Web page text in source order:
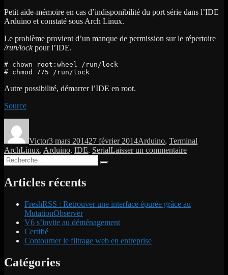
Petit aide-mémoire en cas d’indisponibilité du port série dans l’IDE
Arduino et constaté sous Arch Linux.
Le problème provient d’un manque de permission sur le répertoire
/run/lockpour l’IDE.
# chown root:wheel /run/lock
# chmod 775 /run/lock
Autre possibilité, démarrer l’IDE en root.
Source
Victor3 mars 201427 février 2014Arduino, Terminal
ArchLinux, Arduino, IDE, SerialLaisser un commentairesur
indisponible
Recherche
pour :
Articles récents
FreshRSS : Retrouver une interface épurée grâce au
MutationObserver
V6 s’invite au déménagement
Certifié
Contourner le filtrage web en entreprise
Catégories